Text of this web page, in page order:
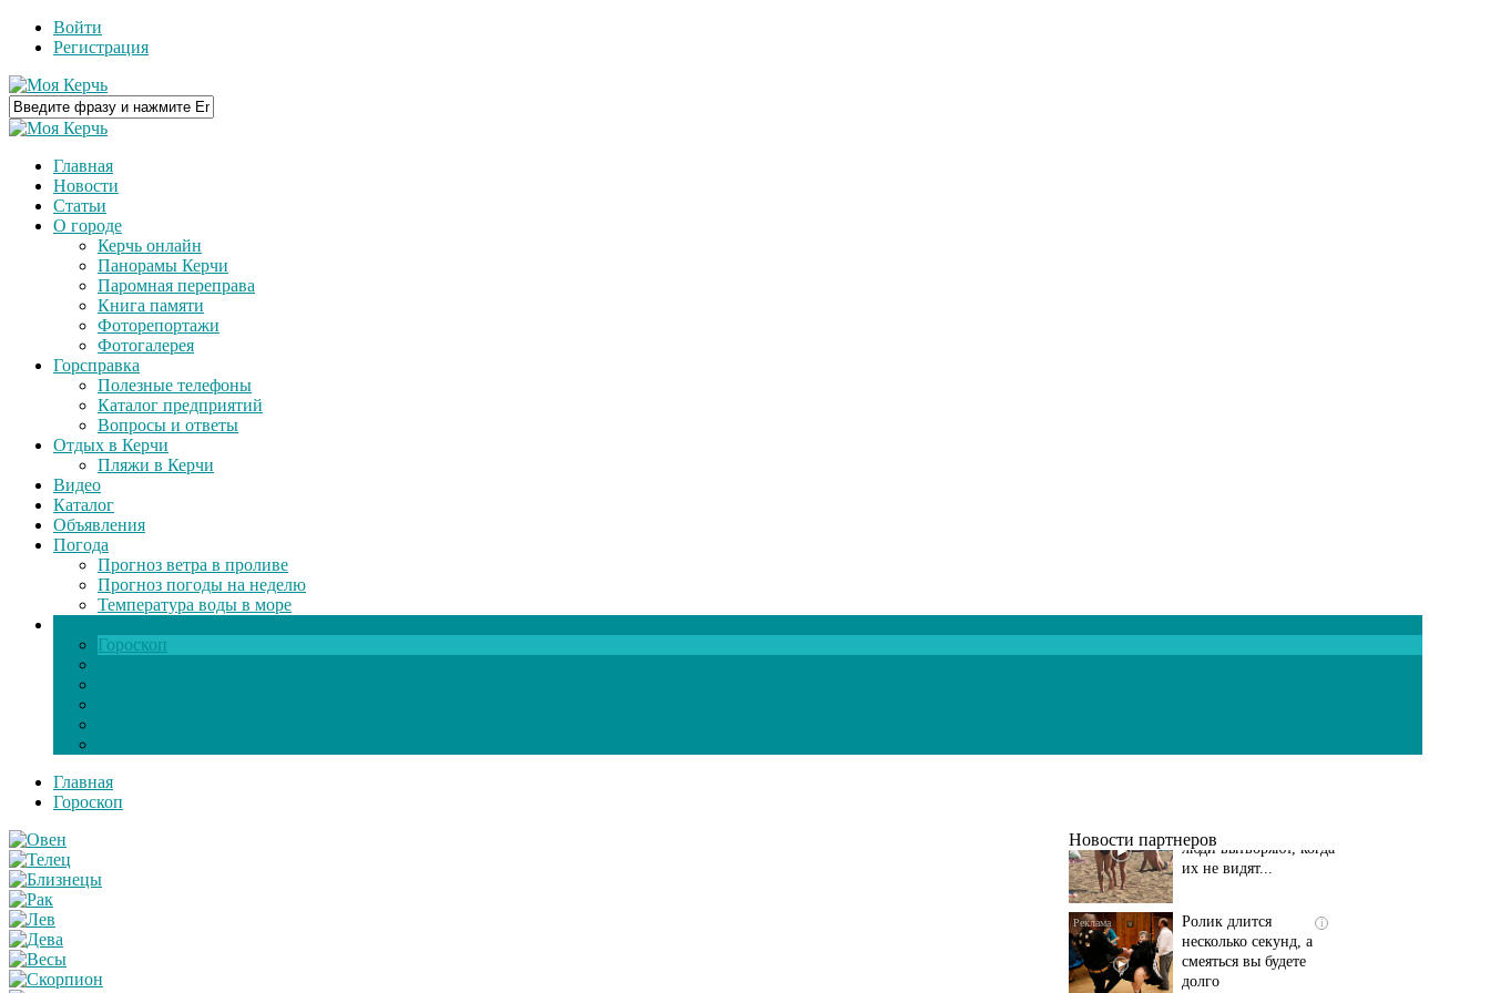
Войти
Регистрация
Главная
Новости
Статьи
О городе
Керчь онлайн
Панорамы Керчи
Паромная переправа
Книга памяти
Фоторепортажи
Фотогалерея
Горсправка
Полезные телефоны
Каталог предприятий
Вопросы и ответы
Отдых в Керчи
Пляжи в Керчи
Видео
Каталог
Объявления
Погода
Прогноз ветра в проливе
Прогноз погоды на неделю
Температура воды в море
Гороскоп
Главная
Гороскоп
Новости партнеров
i
Ролик длится
несколько секунд, а
долго
Королева вагона